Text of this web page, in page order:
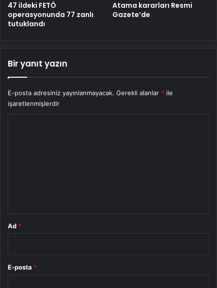
47 ildeki FETÖ
operasyonunda 77 zanlı
tutuklandı
Atama kararları Resmi
Gazete’de
Bir yanıt yazın
E-posta adresiniz yayınlanmayacak. Gerekli alanlar * ile
işaretlenmişlerdir
Ad *
E-posta *